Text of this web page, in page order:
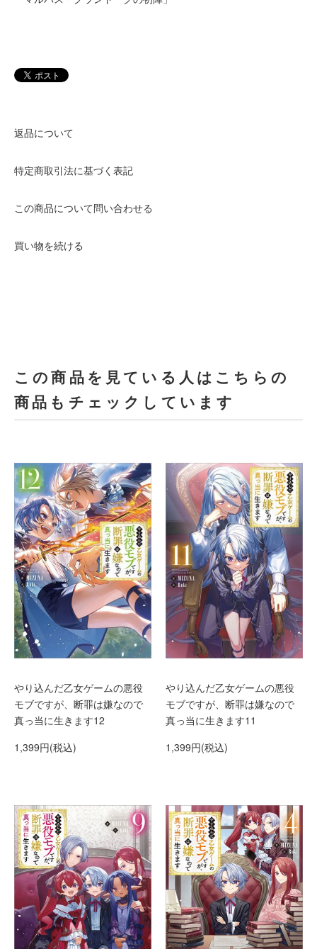
返品について
特定商取引法に基づく表記
この商品について問い合わせる
買い物を続ける
この商品を見ている人はこちらの
商品もチェックしています
やり込んだ乙女ゲームの悪役
モブですが、断罪は嫌なので
真っ当に生きます12
1,399円(税込)
やり込んだ乙女ゲームの悪役
モブですが、断罪は嫌なので
真っ当に生きます11
1,399円(税込)